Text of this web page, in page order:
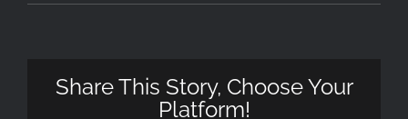
Share This Story, Choose Your
Platform!